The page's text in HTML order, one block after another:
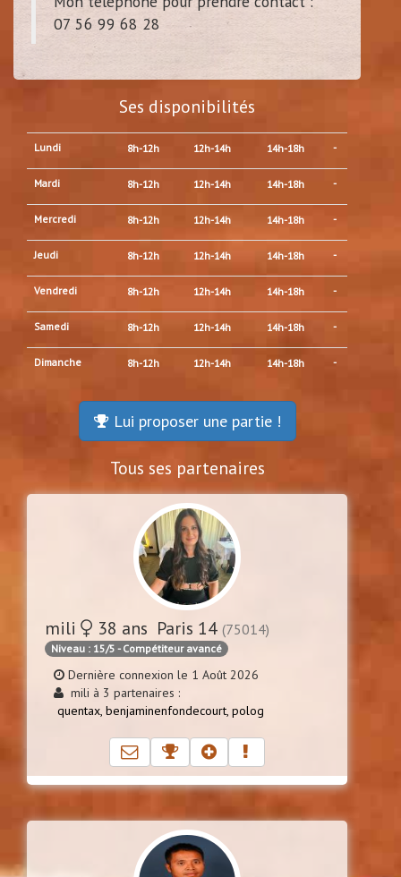
07 56 99 68 28
Ses disponibilités
Lundi 8h-12h 12h-14h 14h-18h -
Mardi 8h-12h 12h-14h 14h-18h -
Mercredi 8h-12h 12h-14h 14h-18h -
Jeudi 8h-12h 12h-14h 14h-18h -
Vendredi 8h-12h 12h-14h 14h-18h -
Samedi 8h-12h 12h-14h 14h-18h -
Dimanche 8h-12h 12h-14h 14h-18h -
Lui proposer une partie !
Tous ses partenaires
mili 38 ans Paris 14 (75014)
Niveau : 15/5 - Compétiteur avancé
Dernière connexion le 1 Août 2026
mili à 3 partenaires :
quentax, benjaminenfondecourt, polog